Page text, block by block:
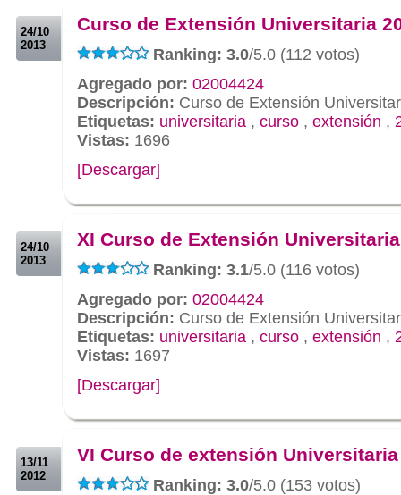
24/10
2013
Curso de Extensión Universitaria
Ranking: 3.0/5.0 (112 votos)
Agregado por: 02004424
Descripción: Curso de Extensión
Etiquetas: universitaria , curso , extensión ,
Vistas: 1696
[Descargar]
24/10
2013
XI Curso de Extensión
Ranking: 3.1/5.0 (116 votos)
Agregado por: 02004424
Descripción: Curso de Extensión
Etiquetas: universitaria , curso , extensión ,
Vistas: 1697
[Descargar]
13/11
2012
VI Curso de extensión Universitaria
Ranking: 3.0/5.0 (153 votos)